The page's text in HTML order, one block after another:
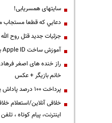
سایتهای همسریابی!
دعايي كه قطعا مستجاب
جزئیات جدید قتل روح
آموزش ساخت Apple ID برای کاربران ایرانی
راز خنده های اصغر
خانم بازیگر + عکس
پرداخت ۱۰۰ درصد پاداش پایان خدمت فرهنگیان
خلافی آنلاین/استعلام
اینترنت، پیام کوتاه ، تلفن